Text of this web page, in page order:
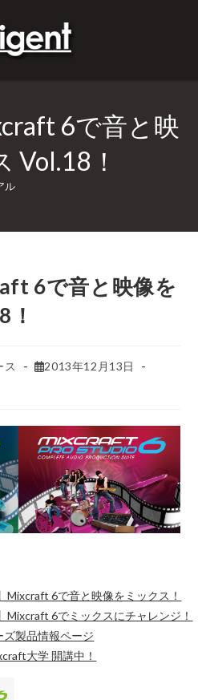
6で音と映
Vol.18！
ル
6で音と映像を
ス
2013年12月13日
Mixcraft 6で音と映像をミックス！
Mixcraft 6でミックスにチャレンジ！
製品情報ページ
大学 開講中！